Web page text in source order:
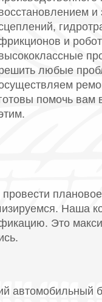
и
любые
помочь вам
Наша
Это